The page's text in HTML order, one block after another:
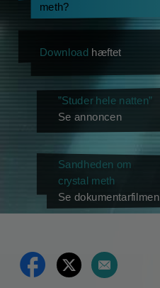
meth?
Download hæftet
”Studer hele natten”
Se annoncen
Sandheden om
crystal meth
Se dokumentarfilmen